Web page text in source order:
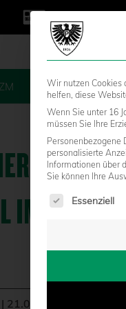
FANS
IM
| 21.02.2019 - 13:06
Wir nutzen Cookies
helfen, diese
Wenn Sie unter 16
müssen Sie Ihre
Personenbezogene
personalisierte
Informationen über
Sie können Ihre
Es folgt eine
Essenziell